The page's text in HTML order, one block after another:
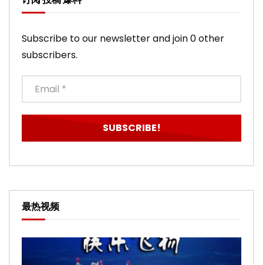
Subscribe to our newsletter and join 0 other
subscribers.
最热视频